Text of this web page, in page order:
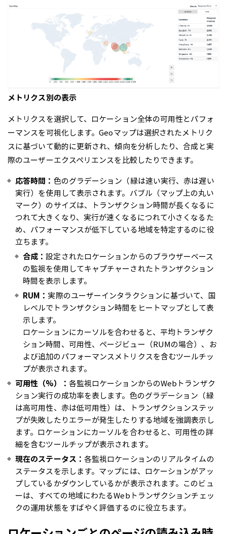
メトリクス別の表示
メトリクスを選択して、ロケーション全体の可用性とパフォ
ーマンスを可視化します。Geoマップは選択されたメトリク
スに基づいて動的に更新され、傾向を分析したり、合成と実
際のユーザーエクスペリエンスを比較したりできます。
応答時間： 色のグラデーション（緑は速い実行、赤は遅い
実行）を使用して表示されます。バブル（マップ上の丸い
マーク）のサイズは、トランザクション時間が長くなるに
つれて大きくなり、実行が速くなるにつれて小さくなるた
め、パフォーマンスが低下している地域を特定するのに役
立ちます。
合成：設定されたロケーションからのブラウザーベース
の監視を使用してキャプチャーされたトランザクション
時間を表示します。
RUM： 実際のユーザーインタラクションに基づいて、国
レベルでトランザクション時間をヒートマップとして表
示します。
ロケーションにカーソルを合わせると、平均トランザク
ション時間、可用性、ページビュー（RUMの場合）、お
よび追加のパフォーマンスメトリクスを含むツールチッ
プが表示されます。
可用性（%）： 各監視ロケーションからのWebトランザク
ション実行の成功率を表します。色のグラデーション（緑
は高可用性、赤は低可用性）は、トランザクションステッ
プが失敗したりエラーが発生したりする地域を強調表示し
ます。ロケーションにカーソルを合わせると、可用性の詳
細を含むツールチップが表示されます。
現在のステータス： 各監視ロケーションのリアルタイムの
ステータスを示します。マップには、ロケーションがアッ
プしているかダウンしているかが表示されます。このビュ
ーは、すべての地域にわたるWebトランザクションチェッ
クの運用状態をすばやく評価するのに役立ちます。